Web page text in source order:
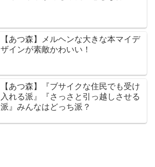
【あつ森】メルヘンな大きな本マイデ
ザインが素敵かわいい！
【あつ森】『ブサイクな住民でも受け
入れる派』『さっさと引っ越しさせる
派』みんなはどっち派？